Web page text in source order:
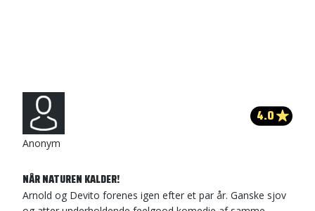
Anonym
4.0
NÅR NATUREN KALDER!
Arnold og Devito forenes igen efter et par år. Ganske sjov